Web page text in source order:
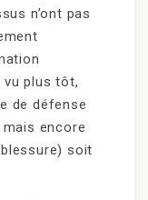
n’ont pas
vu plus tôt,
de défense
encore
soit